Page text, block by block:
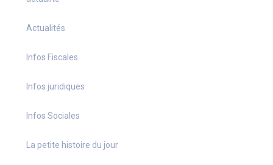
Actualités
Infos Fiscales
Infos juridiques
Infos Sociales
La petite histoire du jour